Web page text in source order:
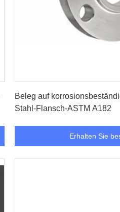
Beleg auf
Stahl-Flansch-ASTM A182
Erhalten Sie